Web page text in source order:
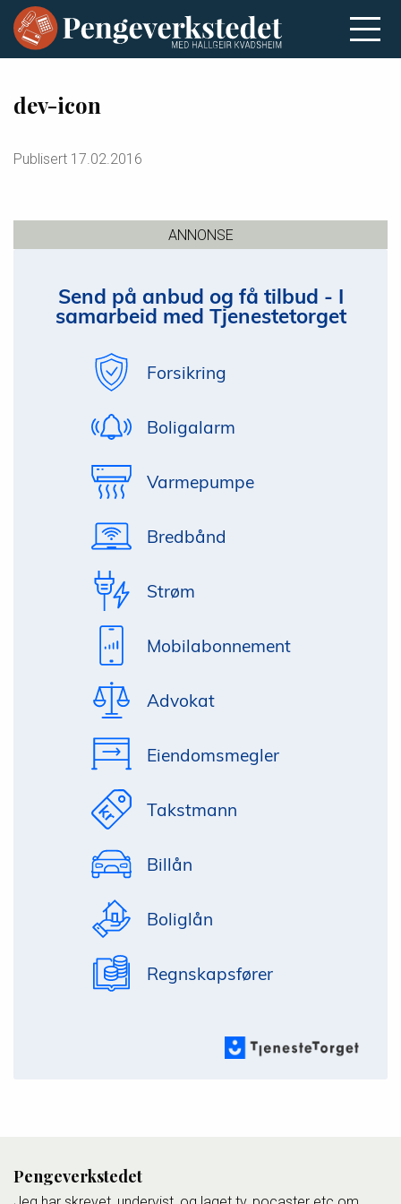
dev-icon
Publisert 17.02.2016
ANNONSE
Send på anbud og få tilbud - I
samarbeid med Tjenestetorget
Forsikring
Boligalarm
Varmepumpe
Bredbånd
Strøm
Mobilabonnement
Advokat
Eiendomsmegler
Takstmann
Billån
Boliglån
Regnskapsfører
Pengeverkstedet